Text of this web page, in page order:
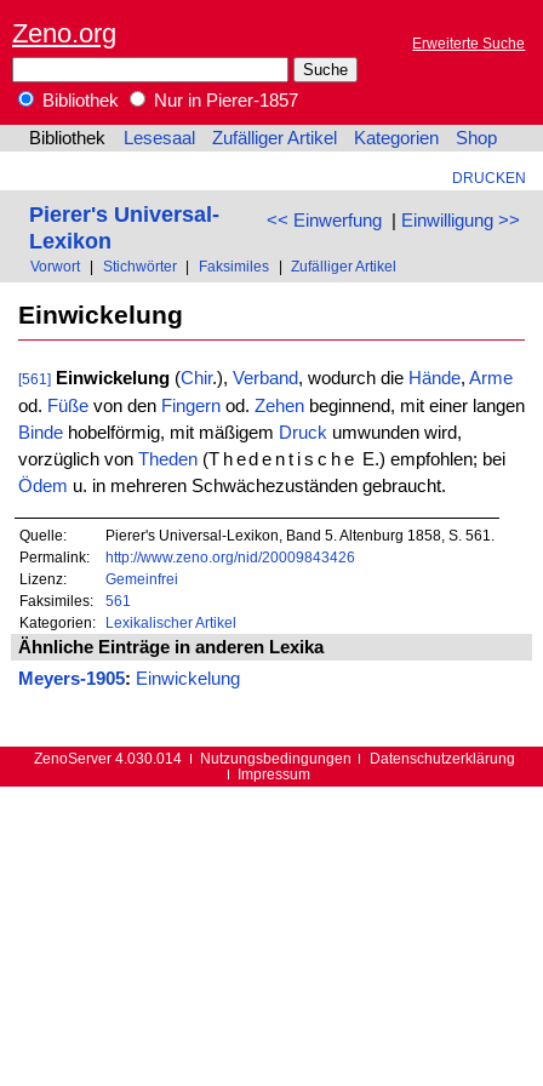
Zeno.org Erweiterte Suche
Bibliothek
Nur in Pierer-1857
Bibliothek
Lesesaal Zufälliger Artikel Kategorien Shop
DRUCKEN
<< Einwerfung| Einwilligung >>
Pierer's Universal-
Lexikon
Vorwort Stichwörter Faksimiles Zufälliger Artikel
Einwickelung
[561] Einwickelung(Chir.), Verband, wodurch die Hände, Arme
od. Füßevon den Fingernod. Zehenbeginnend, mit einer langen
Bindehobelförmig, mit mäßigem Druckumwunden wird,
vorzüglich von Theden(Thedentische E.) empfohlen; bei
Ödem u. in mehreren Schwächezuständen gebraucht.
Quelle:
Pierer's Universal-Lexikon, Band 5. Altenburg 1858, S. 561.
Permalink:
http://www.zeno.org/nid/20009843426
Lizenz:
Gemeinfrei
Faksimiles:
561
Kategorien:
Lexikalischer Artikel
Ähnliche Einträge in anderen Lexika
Meyers-1905: Einwickelung
ZenoServer 4.030.014 Nutzungsbedingungen
Datenschutzerklärung
Impressum